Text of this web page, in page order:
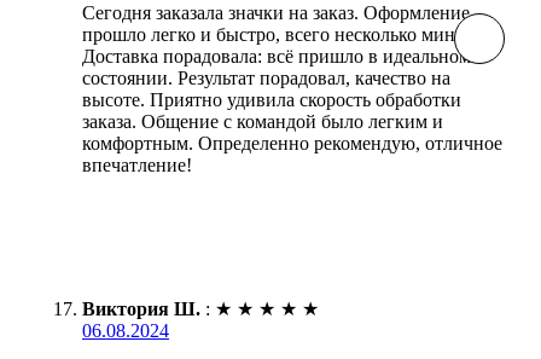
Сегодня заказала значки на заказ. Оформление
прошло легко и быстро, всего несколько минут.
Доставка порадовала: всё пришло в идеальном
состоянии. Результат порадовал, качество на
высоте. Приятно удивила скорость обработки
заказа. Общение с командой было легким и
комфортным. Определенно рекомендую, отличное
впечатление!
Виктория Ш. : ★ ★ ★ ★ ★
06.08.2024